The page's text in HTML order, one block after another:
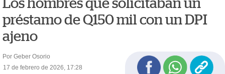
Los hombres que solicitaban un
préstamo de Q150 mil con un DPI
ajeno
Por Geber Osorio
17 de febrero de 2026, 17:28